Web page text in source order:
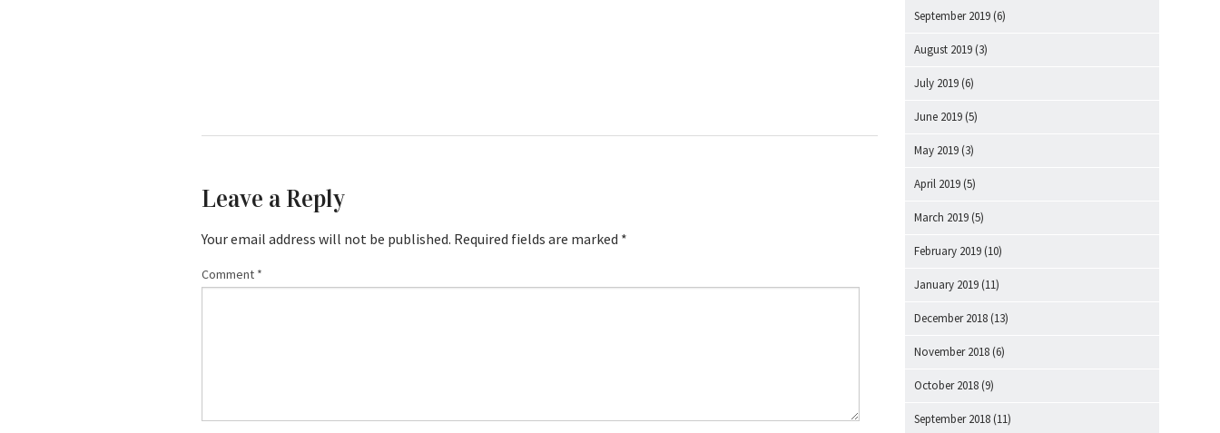
Leave a Reply
Your email address will not be published. Required fields are marked *
Comment *
September 2019 (6)
August 2019 (3)
July 2019 (6)
June 2019 (5)
May 2019 (3)
April 2019 (5)
March 2019 (5)
February 2019 (10)
January 2019 (11)
December 2018 (13)
November 2018 (6)
October 2018 (9)
September 2018 (11)